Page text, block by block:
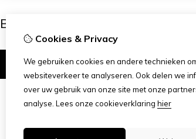
Cookies & Privacy
We gebruiken cookies en andere technieken
websiteverkeer te analyseren. Ook delen we
over uw gebruik van onze site met onze
analyse. Lees onze cookieverklaring hier
Ben je 18 of ouder?
Ik